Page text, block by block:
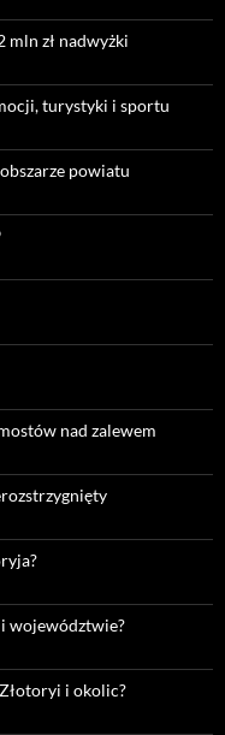
mln zł nadwyżki
turystyki i sportu
powiatu
nad zalewem
województwie?
i okolic?